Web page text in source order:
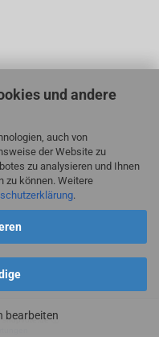
und andere
auch von
der Website zu
zu analysieren und Ihnen
zu können. Weitere
.
bearbeiten
© 2026
shopvote.de ⓘ